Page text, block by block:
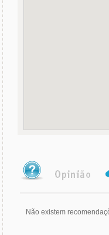
Não existem